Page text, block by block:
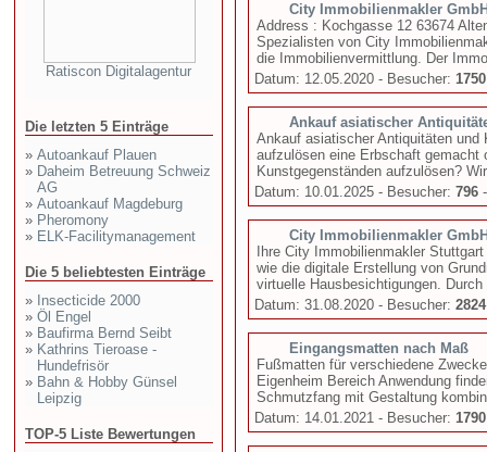
Ratiscon Digitalagentur
Die letzten 5 Einträge
» Autoankauf Plauen
» Daheim Betreuung Schweiz
AG
» Autoankauf Magdeburg
» Pheromony
» ELK-Facilitymanagement
Die 5 beliebtesten Einträge
» Insecticide 2000
» Öl Engel
» Baufirma Bernd Seibt
» Kathrins Tieroase -
Hundefrisör
» Bahn & Hobby Günsel
Leipzig
TOP-5 Liste Bewertungen
City Immobilienmakler
Address : Kochgasse 12 63674
Spezialisten von City
die Immobilienvermittlung. Der
Datum: 12.05.2020 - Besucher: 1750
Ankauf asiatischer
Ankauf asiatischer Antiquitäten und
aufzulösen eine Erbschaft
Kunstgegenständen aufzulösen?
Datum: 10.01.2025 - Besucher: 796
City Immobilienmakler
Ihre City Immobilienmakler
wie die digitale Erstellung von
virtuelle Hausbesichtigungen.
Datum: 31.08.2020 - Besucher: 2824
Eingangsmatten nach Maß
Fußmatten für verschiedene
Eigenheim Bereich Anwendung
Schmutzfang mit Gestaltung
Datum: 14.01.2021 - Besucher: 1790